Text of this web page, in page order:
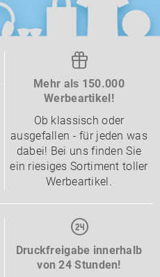
Mehr als 150.000
Werbeartikel!
Ob klassisch oder
ausgefallen - für jeden was
dabei! Bei uns finden Sie
ein riesiges Sortiment toller
Werbeartikel.
Druckfreigabe innerhalb
von 24 Stunden!